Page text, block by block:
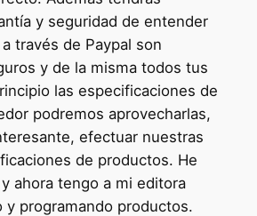
y seguridad de entender
través de Paypal son
y de la misma todos tus
las especificaciones de
podremos aprovecharlas,
efectuar nuestras
de productos. He
ahora tengo a mi editora
y programando productos.